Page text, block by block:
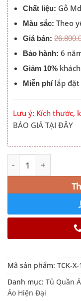
Chất liệu: Gỗ
Màu sắc: Theo
Giá bán:
Bảo hành: 6
Giảm 10%
Miễn phílắp đặt
Lưu ý: Kích thước,
BÁO GIÁ TẠI ĐÂY
Tủ Quần Áo Cánh
Alternative:
Mã sản phẩm: TCK-X-
Danh mục: Tủ Quần
Áo Hiện Đại